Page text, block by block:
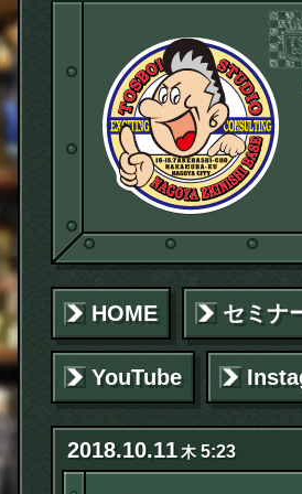
HOME セミナ
YouTube
2018.10.11木5:23